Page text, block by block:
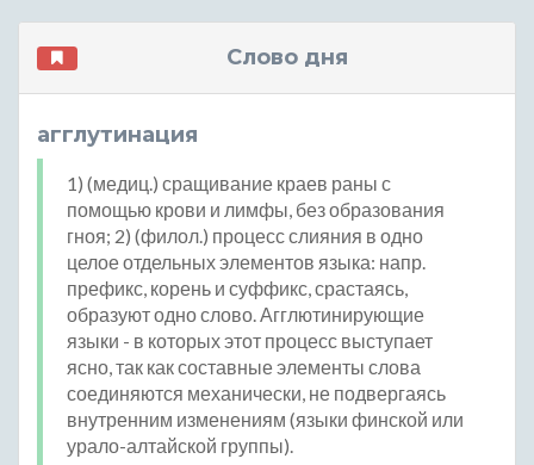
Слово дня
агглутинация
1) (медиц.) сращивание краев раны с
помощью крови и лимфы, без образования
гноя; 2) (филол.) процесс слияния в одно
целое отдельных элементов языка: напр.
префикс, корень и суффикс, срастаясь,
образуют одно слово. Агглютинирующие
языки - в которых этот процесс выступает
ясно, так как составные элементы слова
соединяются механически, не подвергаясь
внутренним изменениям (языки финской или
урало-алтайской группы).